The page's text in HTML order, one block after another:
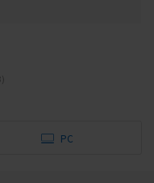
PC